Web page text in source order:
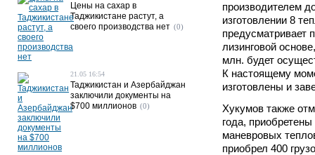
производителем
изготовлении 8
предусматривает
лизинговой
млн. будет
К настоящему
изготовлены и
Хукумов также
года,
маневровых
приобрел 400
Цены на сахар в
Таджикистане растут, а
своего производства нет (0)
21.05 16:54
Таджикистан и Азербайджан
заключили документы на
$700 миллионов (0)